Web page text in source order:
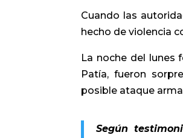
Cuando las
hecho de violencia
La noche del lunes
Patía, fueron
posible ataque
Según